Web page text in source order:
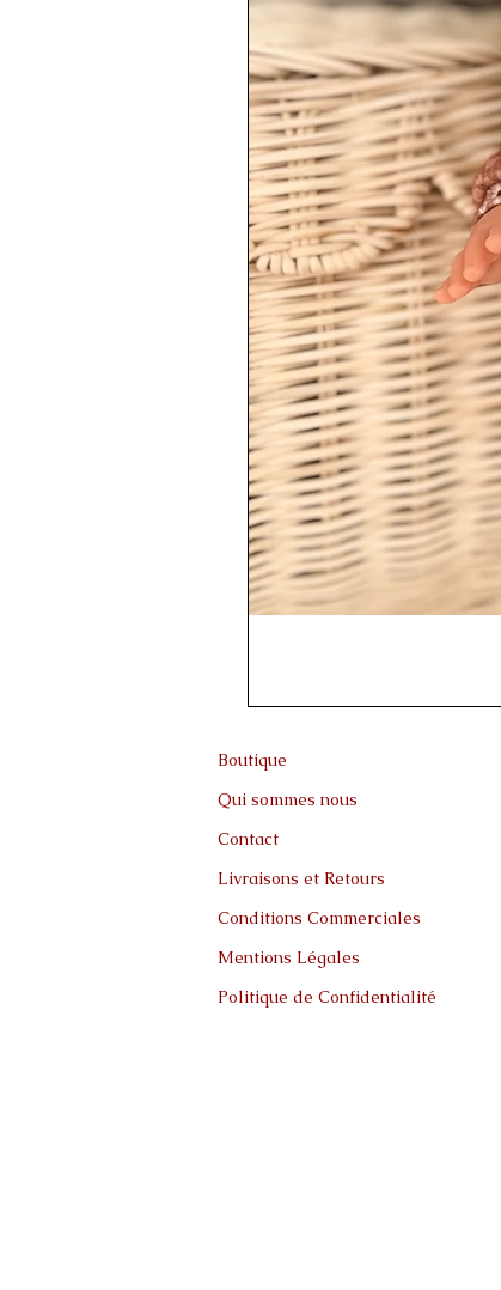
Boutique
Qui sommes nous
Contact
Livraisons et Retours
Conditions Commerciales
Mentions Légales
Politique de Confidentialité